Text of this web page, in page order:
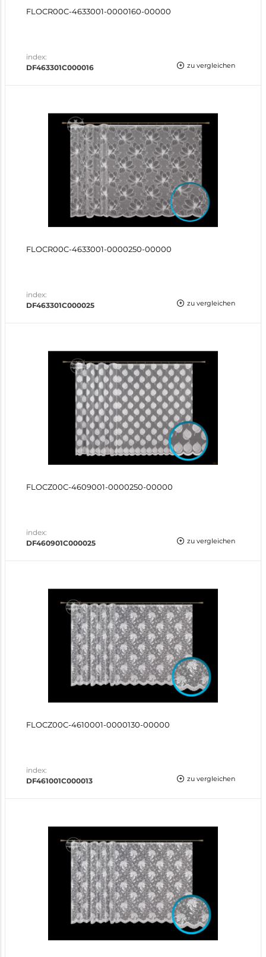
FLOCR00C-4633001-0000160-00000
index:
DF463301C000016
zu vergleichen
FLOCR00C-4633001-0000250-00000
index:
DF463301C000025
zu vergleichen
FLOCZ00C-4609001-0000250-00000
index:
DF460901C000025
zu vergleichen
FLOCZ00C-4610001-0000130-00000
index:
DF461001C000013
zu vergleichen